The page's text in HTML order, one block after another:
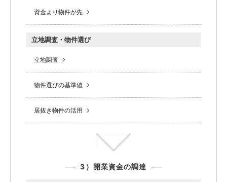
資金より物件が先
立地調査・物件選び
立地調査
物件選びの基準値
居抜き物件の活用
3）開業資金の調達